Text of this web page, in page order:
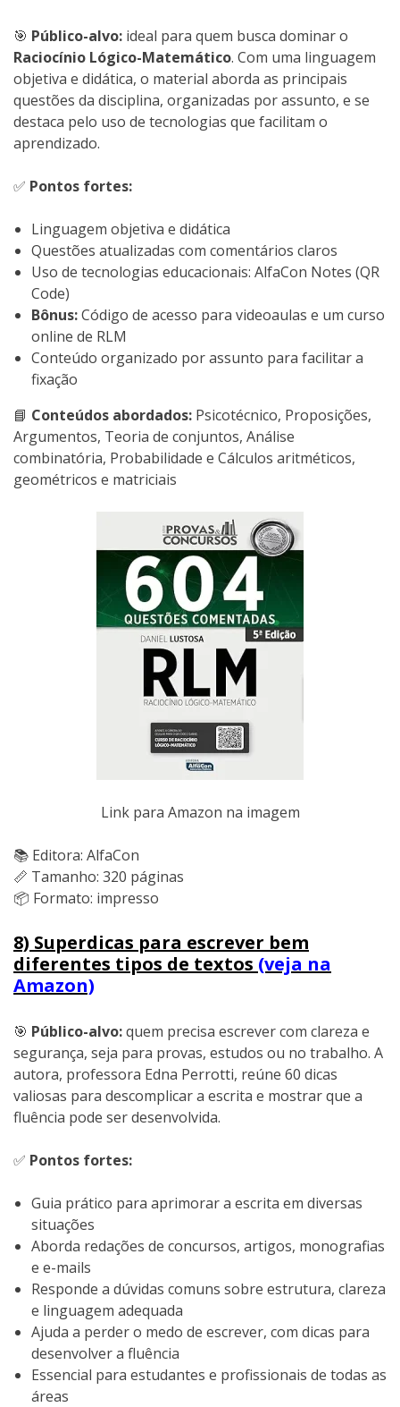
🎯 Público-alvo: ideal para quem busca dominar o
Raciocínio Lógico-Matemático. Com uma linguagem
objetiva e didática, o material aborda as principais
questões da disciplina, organizadas por assunto, e se
destaca pelo uso de tecnologias que facilitam o
aprendizado.
✅ Pontos fortes:
Linguagem objetiva e didática
Questões atualizadas com comentários claros
Uso de tecnologias educacionais: AlfaCon Notes (QR
Code)
Bônus:Código de acesso para videoaulas e um curso
online de RLM
Conteúdo organizado por assunto para facilitar a
fixação
📘 Conteúdos abordados: Psicotécnico, Proposições,
Argumentos, Teoria de conjuntos, Análise
combinatória, Probabilidade e Cálculos aritméticos,
geométricos e matriciais
Link para Amazon na imagem
📚 Editora: AlfaCon
📏 Tamanho: 320 páginas
📦 Formato: impresso
8) Superdicas para escrever bem
diferentes tipos de textos (veja na
Amazon)
🎯 Público-alvo:quem precisa escrever com clareza e
segurança, seja para provas, estudos ou no trabalho. A
autora, professora Edna Perrotti, reúne 60 dicas
valiosas para descomplicar a escrita e mostrar que a
fluência pode ser desenvolvida.
✅ Pontos fortes:
Guia prático para aprimorar a escrita em diversas
situações
Aborda redações de concursos, artigos, monografias
e e-mails
Responde a dúvidas comuns sobre estrutura, clareza
e linguagem adequada
Ajuda a perder o medo de escrever, com dicas para
desenvolver a fluência
Essencial para estudantes e profissionais de todas as
áreas